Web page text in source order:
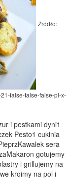
Źródło:
false-false-false-pl-x-
i pestkami dyni1
Pesto1 cukinia
sera
gotujemy
i grillujemy na
kroimy na pol i